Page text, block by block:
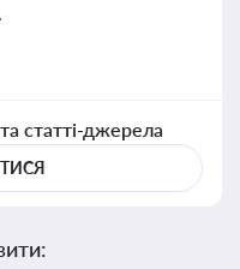
статті-джерела